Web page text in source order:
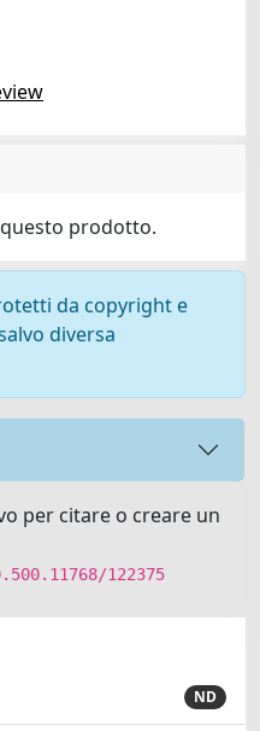
prodotto.
da copyright e
diversa
per citare o creare un
122375
ND